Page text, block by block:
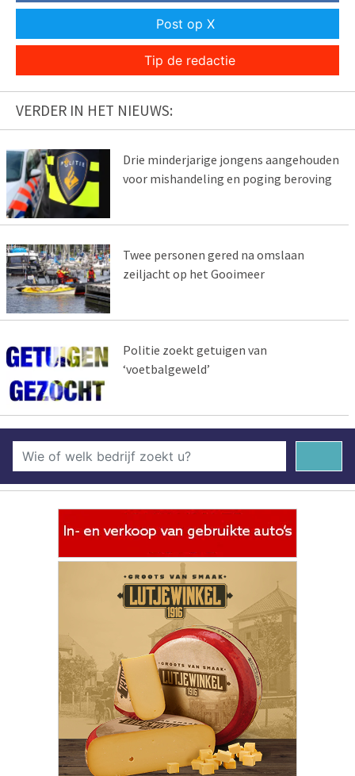
Post op X
Tip de redactie
VERDER IN HET NIEUWS:
Drie minderjarige jongens aangehouden
voor mishandeling en poging beroving
Twee personen gered na omslaan
zeiljacht op het Gooimeer
Politie zoekt getuigen van
‘voetbalgeweld’